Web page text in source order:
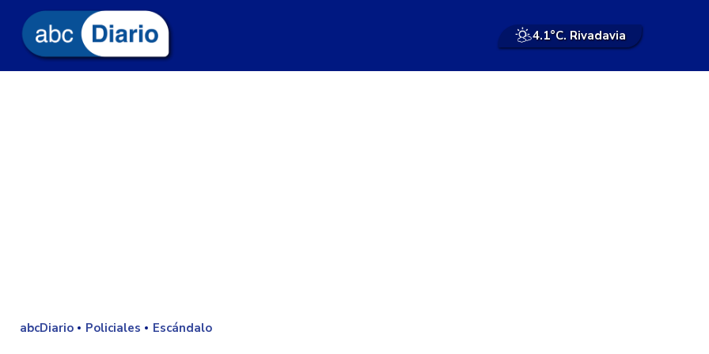
4.1°C. Rivadavia
abcDiario Policiales Escándalo